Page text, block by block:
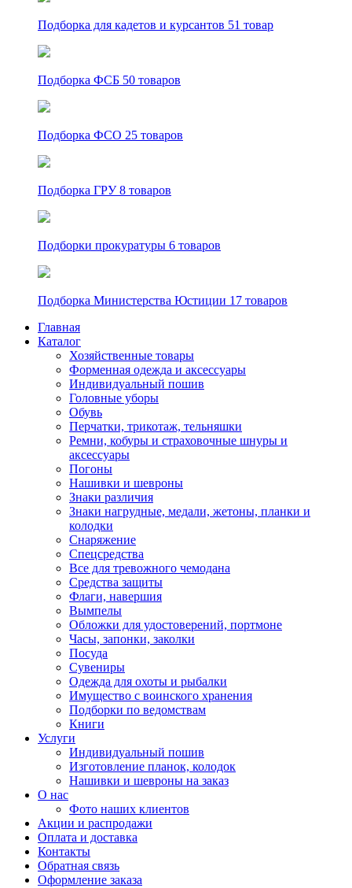
Подборка для кадетов и курсантов 51 товар
Подборка ФСБ 50 товаров
Подборка ФСО 25 товаров
Подборка ГРУ8 товаров
Подборки прокуратуры 6 товаров
Подборка Министерства Юстиции 17 товаров
Главная
Каталог
Хозяйственные товары
Форменная одежда и аксессуары
Индивидуальный пошив
Головные уборы
Обувь
Перчатки, трикотаж, тельняшки
Ремни, кобуры и страховочные шнуры и
аксессуары
Погоны
Нашивки и шевроны
Знаки различия
Знаки нагрудные, медали, жетоны, планки и
колодки
Снаряжение
Спецсредства
Все для тревожного чемодана
Средства защиты
Флаги, навершия
Вымпелы
Обложки для удостоверений, портмоне
Часы, запонки, заколки
Посуда
Сувениры
Одежда для охоты и рыбалки
Имущество с воинского хранения
Подборки по ведомствам
Книги
Услуги
Индивидуальный пошив
Изготовление планок, колодок
Нашивки и шевроны на заказ
О нас
Фото наших клиентов
Акции и распродажи
Оплата и доставка
Контакты
Обратная связь
Оформление заказа